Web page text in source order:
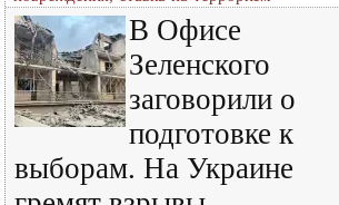
В Офисе
Зеленского
заговорили о
подготовке к
выборам. На Украине